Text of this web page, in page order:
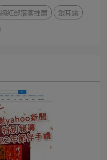
網紅部落客推薦
銀耳露